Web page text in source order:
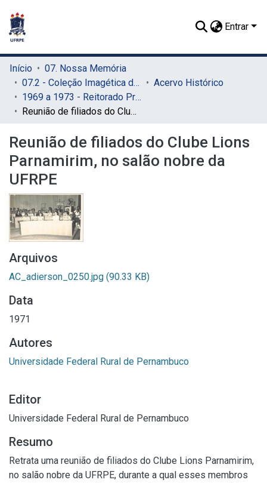
Entrar
Início
07. Nossa Memória
07.2 - Coleção Imagética do SIB
Acervo Histórico
1969 a 1973 - Reitorado Prof. Adierson Erasmo de Azevedo
Reunião de filiados do Clube Lions Parnamirim, no salão nobre da UFRPE
Reunião de filiados do Clube Lions
Parnamirim, no salão nobre da
UFRPE
Arquivos
AC_adierson_0250.jpg (90.33 KB)
Data
1971
Autores
Universidade Federal Rural de Pernambuco
Editor
Universidade Federal Rural de Pernambuco
Resumo
Retrata uma reunião de filiados do Clube Lions Parnamirim,
no salão nobre da UFRPE, durante a qual esses membros